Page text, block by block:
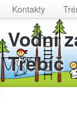
Kontakty
Vodní
Třebíč